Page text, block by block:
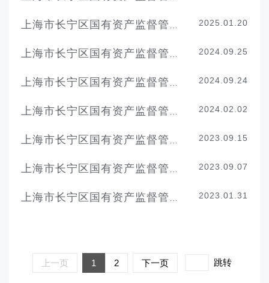
2025.01.20
2024.09.25
2024.09.24
2024.02.02
2023.09.15
2023.09.07
2023.01.31
上一页 1 2 下一页 跳转